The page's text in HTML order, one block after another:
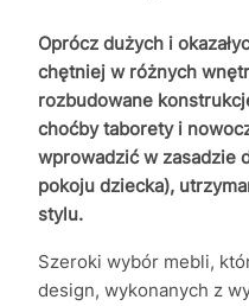
Oprócz dużych i
chętniej w różnych
rozbudowane
choćby taborety i
wprowadzić w zasadzie
pokoju dziecka),
stylu.
Szeroki wybór mebli,
design, wykonanych z